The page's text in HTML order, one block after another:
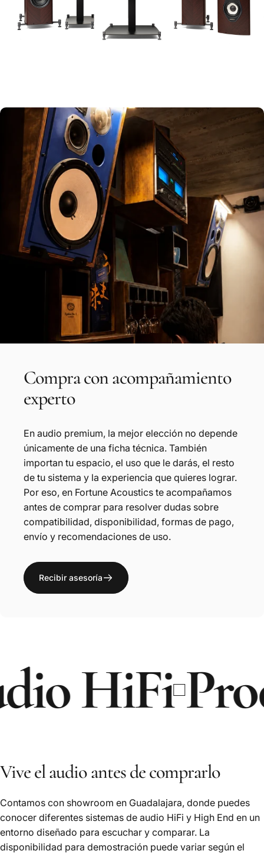
Compraconacompañamiento
experto
En audio premium, la mejor elección no depende
únicamente de una ficha técnica. También
importan tu espacio, el uso que le darás, el resto
de tu sistema y la experiencia que quieres lograr.
Por eso, en Fortune Acoustics te acompañamos
antes de comprar para resolver dudas sobre
compatibilidad, disponibilidad, formas de pago,
envío y recomendaciones de uso.
Recibir asesoría
HiFi
Vive el audio antes de comprarlo
Contamos con showroom en Guadalajara, donde puedes
conocer diferentes sistemas de audio HiFi y High End en un
entorno diseñado para escuchar y comparar. La
disponibilidad para demostración puede variar según el